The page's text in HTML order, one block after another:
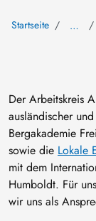
Startseite …
Der Arbeitskreis
ausländischer
Bergakademie
sowie die Lokale
mit dem
Humboldt. Für
wir uns als